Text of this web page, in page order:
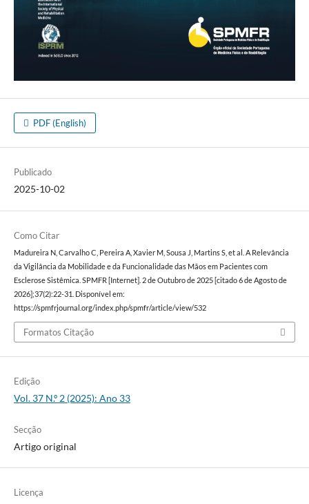
PDF (English)
Publicado
2025-10-02
Como Citar
Madureira N, Carvalho C, Pereira A, Xavier M, Sousa J, Martins S, et al. A Relevância
da Vigilância da Mobilidade e da Funcionalidade das Mãos em Pacientes com
Esclerose Sistêmica. SPMFR [Internet]. 2 de Outubro de 2025 [citado 6 de Agosto de
2026];37(2):22-31. Disponível em:
https://spmfrjournal.org/index.php/spmfr/article/view/532
Formatos Citação
Edição
Vol. 37 N.º 2 (2025): Ano 33
Secção
Artigo original
Licença